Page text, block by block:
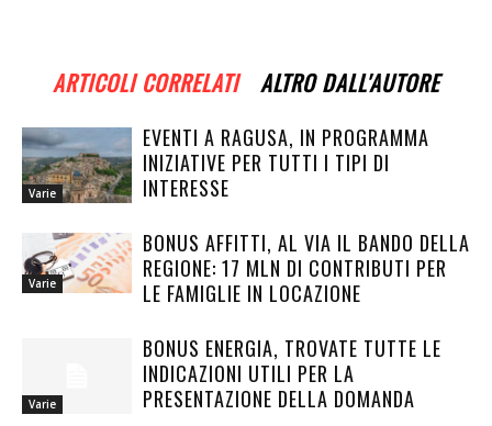
ARTICOLI CORRELATI ALTRO DALL'AUTORE
Varie
EVENTI A RAGUSA, IN PROGRAMMA
INIZIATIVE PER TUTTI I TIPI DI
INTERESSE
Varie
BONUS AFFITTI, AL VIA IL BANDO DELLA
REGIONE: 17 MLN DI CONTRIBUTI PER
LE FAMIGLIE IN LOCAZIONE
Varie
BONUS ENERGIA, TROVATE TUTTE LE
INDICAZIONI UTILI PER LA
PRESENTAZIONE DELLA DOMANDA